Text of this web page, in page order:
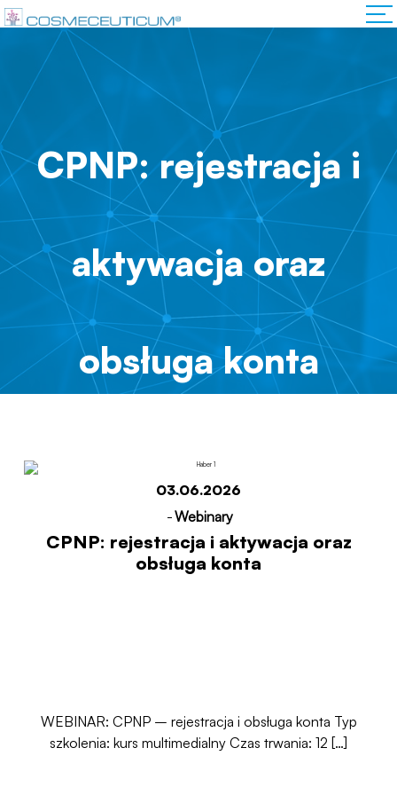
CPNP: rejestracja i
aktywacja oraz
obsługa konta
03.06.2026
-Webinary
CPNP: rejestracja i aktywacja oraz
obsługa konta
WEBINAR: CPNP – rejestracja i obsługa konta Typ
szkolenia: kurs multimedialny Czas trwania: 12 […]